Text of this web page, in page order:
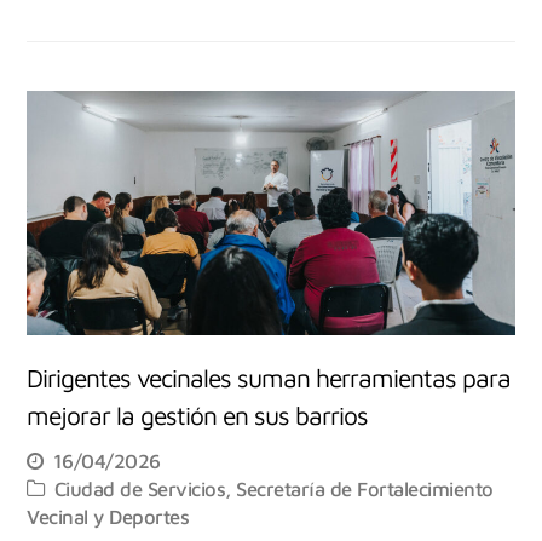
Dirigentes vecinales suman herramientas para
mejorar la gestión en sus barrios
16/04/2026
Ciudad de Servicios Secretaría de Fortalecimiento
Vecinal y Deportes